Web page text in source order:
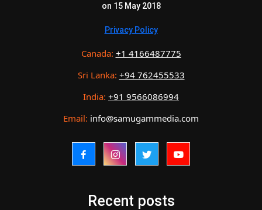
on 15 May 2018
Privacy Policy
Canada: +1 4166487775
Sri Lanka: +94 762455533
India: +91 9566086994
Email: info@samugammedia.com
Recent posts